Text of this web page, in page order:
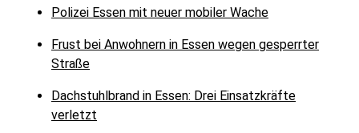
Polizei Essen mit neuer mobiler Wache
Frust bei Anwohnern in Essen wegen gesperrter
Straße
Dachstuhlbrand in Essen: Drei Einsatzkräfte
verletzt